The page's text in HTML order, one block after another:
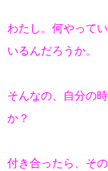
わたし。何やって
いるんだろうか。
そんなの、自分の
か？
付き合ったら、そ